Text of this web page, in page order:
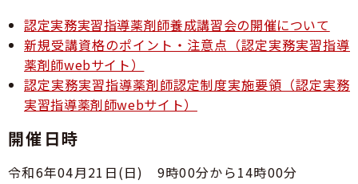
青森県吸入療法研究会
7
号
認定実務実習指導薬剤師養成講習会の開催について
新規受講資格のポイント・注意点（認定実務実習指導
薬剤師webサイト）
認定実務実習指導薬剤師認定制度実施要領（認定実務
実習指導薬剤師webサイト）
開催日時
令和6年04月21日(日) 9時00分から14時00分